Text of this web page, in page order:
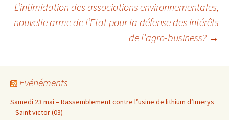
des
L’intimidation des associations environnementales,
nouvelle arme de l’Etat pour la défense des intérêts
de l’agro-business? →
Evénéments
Samedi 23 mai – Rassemblement contre l’usine de lithium d’Imerys
– Saint victor (03)